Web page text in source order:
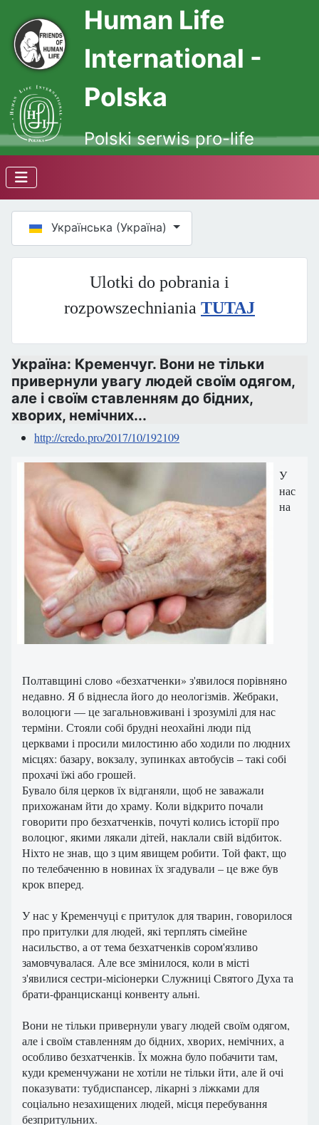
Human Life
International -
Polska
Polski serwis pro-life
Оберіть свою мову
Українська (Україна)
Ulotki do pobrania i
rozpowszechniania TUTAJ
Україна: Кременчуг. Вони не тільки
привернули увагу людей своїм одягом,
але і своїм ставленням до бідних,
хворих, немічних...
http://credo.pro/2017/10/192109
У
нас
на
Полтавщині слово «безхатченки» з'явилося порівняно
недавно. Я б віднесла його до неологізмів. Жебраки,
волоцюги — це загальновживані і зрозумілі для нас
терміни. Стояли собі брудні неохайні люди під
церквами і просили милостиню або ходили по людних
місцях: базару, вокзалу, зупинках автобусів – такі собі
прохачі їжі або грошей.
Бувало біля церков їх відганяли, щоб не заважали
прихожанам йти до храму. Коли відкрито почали
говорити про безхатченків, почуті колись історії про
волоцюг, якими лякали дітей, наклали свій відбиток.
Ніхто не знав, що з цим явищем робити. Той факт, що
по телебаченню в новинах їх згадували – це вже був
крок вперед.
У нас у Кременчуці є притулок для тварин, говорилося
про притулки для людей, які терплять сімейне
насильство, а от тема безхатченків сором'язливо
замовчувалася. Але все змінилося, коли в місті
з'явилися сестри-місіонерки Служниці Святого Духа та
брати-францисканці конвенту альні.
Вони не тільки привернули увагу людей своїм одягом,
але і своїм ставленням до бідних, хворих, немічних, а
особливо безхатченків. Їх можна було побачити там,
куди кременчужани не хотіли не тільки йти, але й очі
показувати: тубдиспансер, лікарні з ліжками для
соціально незахищених людей, місця перебування
безпритульних.